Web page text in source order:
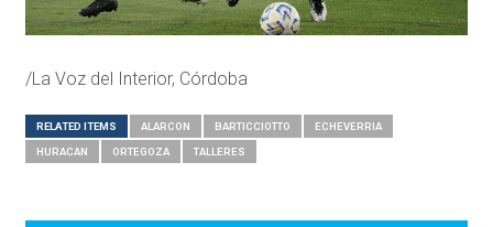
/La Voz del Interior, Córdoba
RELATED ITEMS ALARCON BARTICCIOTTO ECHEVERRIA
HURACAN ORTEGOZA TALLERES